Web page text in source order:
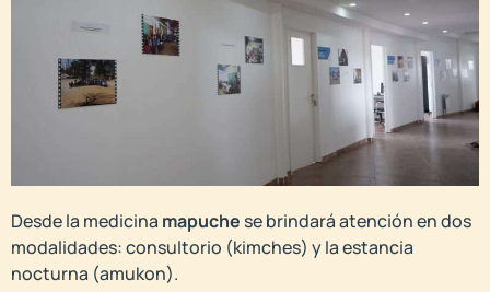
Desde la medicina mapuchese brindará atención en dos
modalidades: consultorio (kimches) y la estancia
nocturna (amukon).